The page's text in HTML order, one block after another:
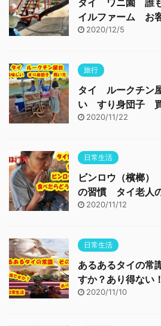
タイ ワニ園 誰
イルファーム お
2020/12/5
旅行
タイ ルークチン
い すり身団子 買
2020/11/22
日常生活
ビンロウ（檳榔
の習慣 タイ老人の
2020/11/12
日常生活
あるあるタイの
すか？あり得ない
2020/11/10